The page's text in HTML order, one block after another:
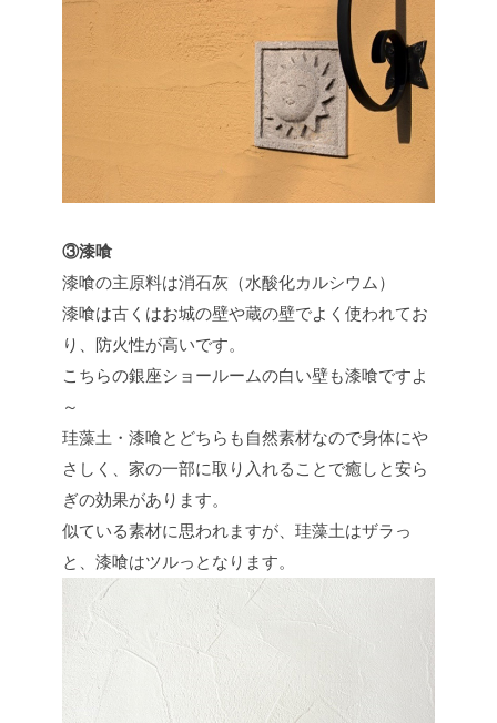
③漆喰
漆喰の主原料は消石灰（水酸化カルシウム）
漆喰は古くはお城の壁や蔵の壁でよく使われてお
り、防火性が高いです。
こちらの銀座ショールームの白い壁も漆喰ですよ
～
珪藻土・漆喰とどちらも自然素材なので身体にや
さしく、家の一部に取り入れることで癒しと安ら
ぎの効果があります。
似ている素材に思われますが、珪藻土はザラっ
と、漆喰はツルっとなります。